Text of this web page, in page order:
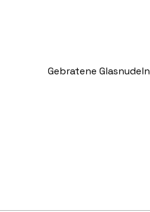
Gebratene Glasnudeln